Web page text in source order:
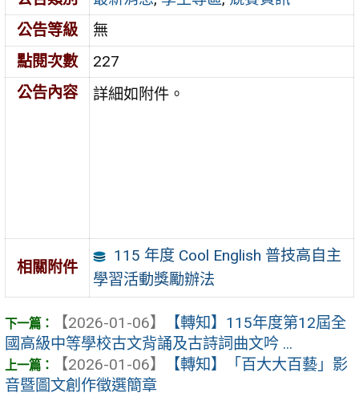
公告等級
無
點閱次數
227
公告內容
詳細如附件。
相關附件
115 年度 Cool English 普技高自主
學習活動獎勵辦法
【2026-01-06】
【轉知】115年度第12屆全
國高級中等學校古文背誦及古詩詞曲文吟 ...
【2026-01-06】
【轉知】「百大大百藝」影
音暨圖文創作徵選簡章